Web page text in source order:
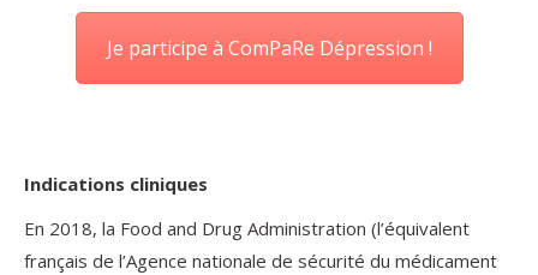
Je participe à ComPaRe Dépression !
Indications cliniques
En 2018, la Food and Drug Administration (l’équivalent
français de l’Agence nationale de sécurité du médicament